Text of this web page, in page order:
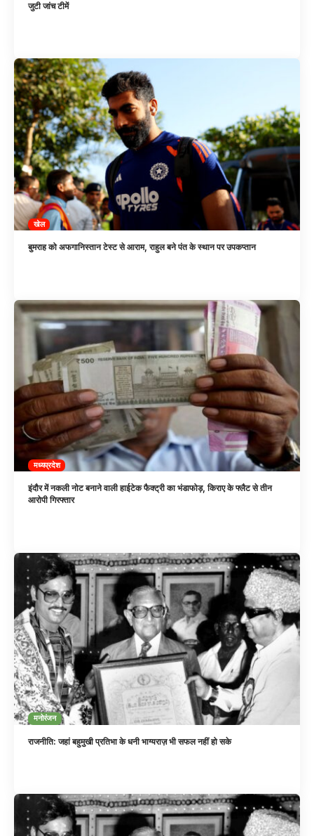
जुटी जांच टीमें
खेल
बुमराह को अफगानिस्तान टेस्ट से आराम, राहुल बने पंत के स्थान पर उपकप्तान
मध्यप्रदेश
इंदौर में नकली नोट बनाने वाली हाईटेक फैक्ट्री का भंडाफोड़, किराए के फ्लैट से तीन
आरोपी गिरफ्तार
मनोरंजन
राजनीति: जहां बहुमुखी प्रतिभा के धनी भाग्यराज़ भी सफल नहीं हो सके